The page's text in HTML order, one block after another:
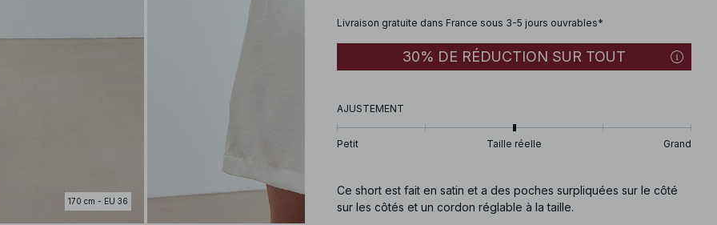
170 cm - EU 36
Livraison gratuite dans France sous 3-5 jours ouvrables*
30% DE RÉDUCTION SUR TOUT
AJUSTEMENT
Petit Taille réelle Grand
Ce short est fait en satin et a des poches surpliquées sur le côté
sur les côtés et un cordon réglable à la taille.